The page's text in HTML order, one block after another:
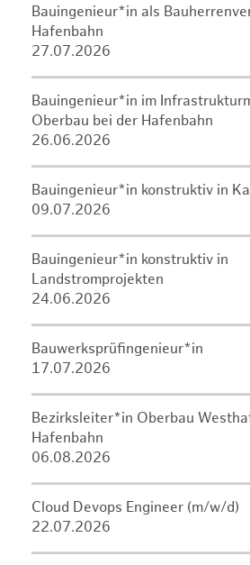
Bauingenieur*in als
Hafenbahn
27.07.2026
Bauingenieur*in im
Oberbau bei der Hafenbahn
26.06.2026
Bauingenieur*in konstruktiv in
09.07.2026
Bauingenieur*in konstruktiv in
Landstromprojekten
24.06.2026
Bauwerksprüfingenieur*in
17.07.2026
Bezirksleiter*in Oberbau
Hafenbahn
06.08.2026
Cloud Devops Engineer (m/w/d)
22.07.2026